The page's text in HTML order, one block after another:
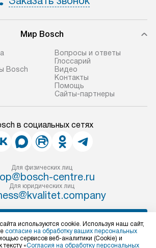
Мир Bosch
Bosch
Вопросы и ответы
Глоссарий
Видео
Контакты
Помощь
Сайты-партнеры
в социальных сетях
Для физических лиц
centre.ru
Для юридических лиц
конфиденциальности
используются cookie. Используя наш сайт,
согласие на обработку ваших персональных
сервисов веб-аналитики (Cookie) и
«Согласия на обработку персональных